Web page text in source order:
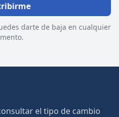
darte de baja en cualquier
el tipo de cambio